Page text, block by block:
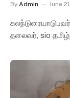
By Admin June
தலைவர், sio